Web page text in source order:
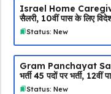
Israel Home
सैलरी, 10वीं पास के लिए
Status: New
Gram Panchayat
भर्ती 45 पदों पर भर्ती,
Status: New